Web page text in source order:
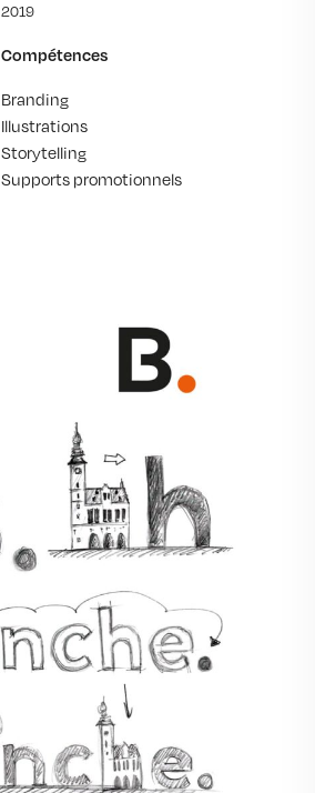
2019
Compétences
Branding
Illustrations
Storytelling
Supports promotionnels